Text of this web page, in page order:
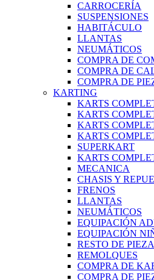
CARROCERÍA
SUSPENSIONES
HABITÁCULO
LLANTAS
NEUMÁTICOS
COMPRA DE
COMPRA DE
COMPRA DE
KARTING
KARTS
KARTS
KARTS
KARTS
SUPERKART
KARTS
MECANICA
CHASIS Y
FRENOS
LLANTAS
NEUMÁTICOS
EQUIPACIÓN
EQUIPACIÓN
RESTO DE
REMOLQUES
COMPRA DE
COMPRA DE